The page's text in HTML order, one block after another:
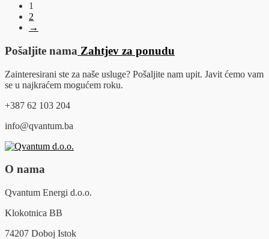
1
2
→
Pošaljite nama Zahtjev za ponudu
Zainteresirani ste za naše usluge? Pošaljite nam upit. Javit ćemo vam
se u najkraćem mogućem roku.
+387 62 103 204
info@qvantum.ba
O nama
Qvantum Energi d.o.o.
Klokotnica BB
74207 Doboj Istok